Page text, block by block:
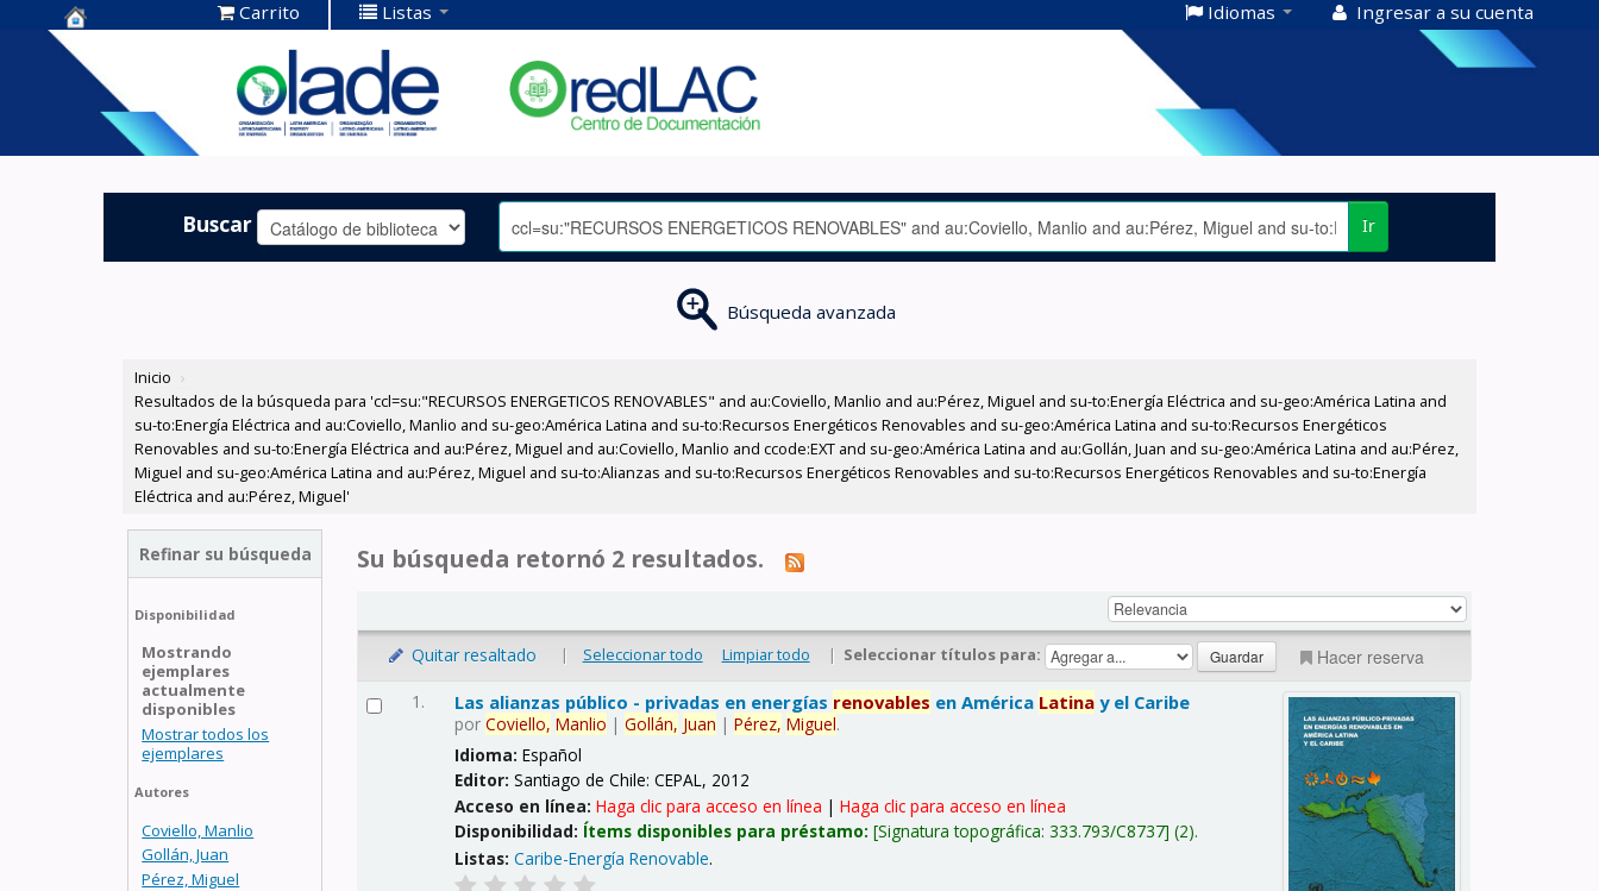
Centro de
Documentación
OLADE -
Carrito Listas Idiomas Ingresar a su cuenta
Buscar Ir
Búsqueda avanzada
Inicio ›
Resultados de la búsqueda para 'ccl=su:"RECURSOS ENERGETICOS RENOVABLES" and au:Coviello, Manlio and au:Pérez, Miguel and su-to:Energía Eléctrica and su-geo:América Latina and
su-to:Energía Eléctrica and au:Coviello, Manlio and su-geo:América Latina and su-to:Recursos Energéticos Renovables and su-geo:América Latina and su-to:Recursos Energéticos
Renovables and su-to:Energía Eléctrica and au:Pérez, Miguel and au:Coviello, Manlio and ccode:EXT and su-geo:América Latina and au:Gollán, Juan and su-geo:América Latina and au:Pérez,
Miguel and su-geo:América Latina and au:Pérez, Miguel and su-to:Alianzas and su-to:Recursos Energéticos Renovables and su-to:Recursos Energéticos Renovables and su-to:Energía
Eléctrica and au:Pérez, Miguel'
Refinar su búsqueda
Disponibilidad
Mostrando
ejemplares
actualmente
disponibles
Mostrar todos los
ejemplares
Autores
Coviello, Manlio
Gollán, Juan
Pérez, Miguel
Su búsqueda retornó 2 resultados.
Quitar resaltado | Seleccionar todo Limpiar todo | Seleccionar títulos para: Hacer reserva
1. Las alianzas público - privadas en energías renovables en América Latina y el Caribe
porCoviello, Manlio |Gollán, Juan |Pérez, Miguel.
Idioma:Español
Editor:Santiago de Chile: CEPAL, 2012
Acceso en línea:Haga clic para acceso en línea |Haga clic para acceso en línea
Disponibilidad: Ítems disponibles para préstamo: Signatura topográfica:333.793/C8737 (2).
Listas: Caribe-Energía Renovable.